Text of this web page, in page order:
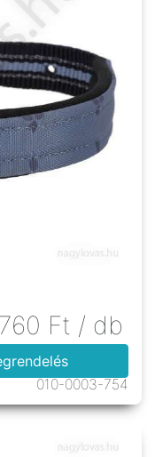
Ft / db
010-0003-754